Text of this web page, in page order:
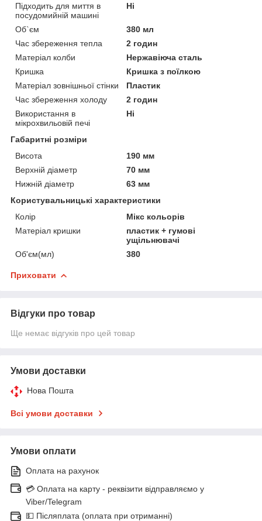
Підходить для миття в
посудомийній машині
Ні
Об`єм
380 мл
Час збереження тепла
2 годин
Матеріал колби
Нержавіюча сталь
Кришка
Кришка з поїлкою
Матеріал зовнішньої стінки
Пластик
Час збереження холоду
2 годин
Використання в
мікрохвильовій печі
Ні
Габаритні розміри
Висота
190 мм
Верхній діаметр
70 мм
Нижній діаметр
63 мм
Користувальницькі характеристики
Колір
Мікс кольорів
Матеріал кришки
пластик + гумові
ущільнювачі
Об'єм(мл)
380
Приховати
Відгуки про товар
Ще немає відгуків про цей товар
Умови доставки
Нова Пошта
Всі умови доставки
Умови оплати
Оплата на рахунок
💳 Оплата на карту - реквізити відправляємо у
Viber/Telegram
💵 Післяплата (оплата при отриманні)